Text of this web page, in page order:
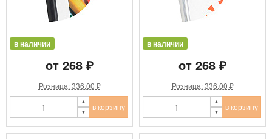
в наличии
от 268 ₽
Розница: 336.00 ₽
в корзину
в наличии
от 268 ₽
Розница: 336.00 ₽
в корзину